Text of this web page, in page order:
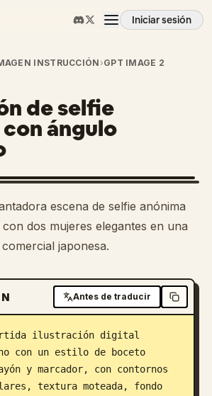
Iniciar sesión
INSTRUCCIÓN ›GPT IMAGE 2
de selfie
ángulo
escena de selfie anónima
dos mujeres elegantes en una
japonesa.
Antes de traducir
ilustración digital
con un estilo de boceto
y marcador, con contornos
textura moteada, fondo